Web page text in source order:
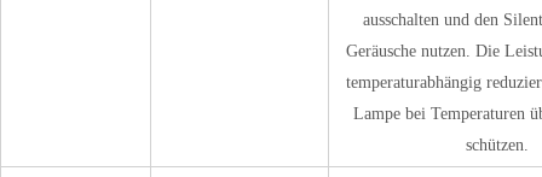
ausschalten und den
Geräusche nutzen. Die
temperaturabhängig
Lampe bei Temperaturen
schützen.